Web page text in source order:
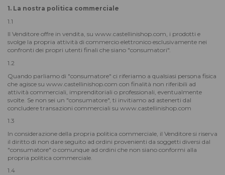
1. La nostra politica commerciale
1.1
Il Venditore offre in vendita, su www.castellinishop.com, i prodotti e
svolge la propria attività di commercio elettronico esclusivamente nei
confronti dei propri utenti finali che siano "consumatori".
1.2
Quando parliamo di "consumatore" ci riferiamo a qualsiasi persona fisica
che agisce su www.castellinishop.com con finalità non riferibili ad
attività commerciali, imprenditoriali o professionali, eventualmente
svolte. Se non sei un "consumatore", ti invitiamo ad astenerti dal
concludere transazioni commerciali su www.castellinishop.com
1.3
In considerazione della propria politica commerciale, il Venditore si riserva
il diritto di non dare seguito ad ordini provenienti da soggetti diversi dal
"consumatore" o comunque ad ordini che non siano conformi alla
propria politica commerciale.
1.4